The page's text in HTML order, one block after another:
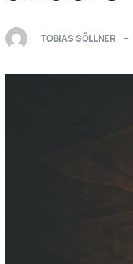
TOBIAS SÖLLNER